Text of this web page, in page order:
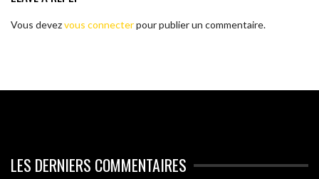
Vous devezvous connecterpour publier un commentaire.
LES DERNIERS COMMENTAIRES